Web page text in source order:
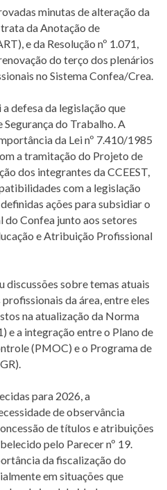
minutas de alteração da
da Anotação de
e da Resolução nº 1.071,
do terço dos plenários
no Sistema Confea/Crea.
defesa da legislação que
Segurança do Trabalho. A
da Lei nº 7.410/1985
a tramitação do Projeto de
dos integrantes da CCEEST,
com a legislação
ações para subsidiar o
Confea junto aos setores
e Atribuição Profissional
discussões sobre temas atuais
da área, entre eles
na atualização da Norma
e a integração entre o Plano de
(PMOC) e o Programa de
para 2026, a
de observância
de títulos e atribuições
pelo Parecer nº 19.
da fiscalização do
em situações que